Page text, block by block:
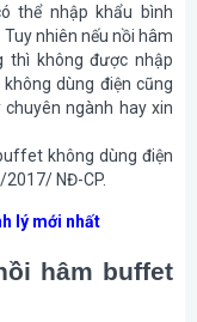
thể nhập khẩu bình
nhiên nếu nồi hâm
thì không được nhập
dùng điện cũng
ngành hay xin
không dùng điện
NĐ-CP.
lý mới nhất
hâm buffet